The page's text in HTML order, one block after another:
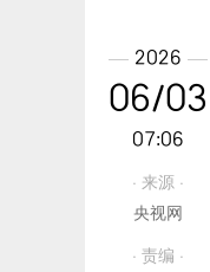
2026
06/03
07:06
· 来源 ·
央视网
· 责编 ·